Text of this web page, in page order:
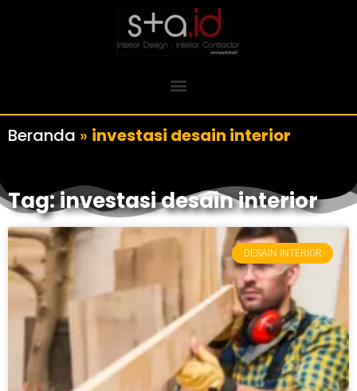
Beranda » investasi desain interior
Tag: investasi desain interior
DESAIN INTERIOR